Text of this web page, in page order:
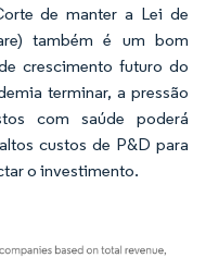
de manter a Lei de
também é um bom
crescimento futuro do
terminar, a pressão
com saúde poderá
custos de P&D para
o investimento.